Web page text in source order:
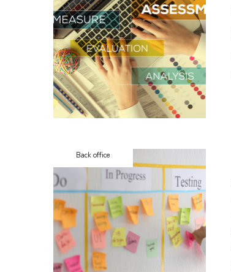
Back office